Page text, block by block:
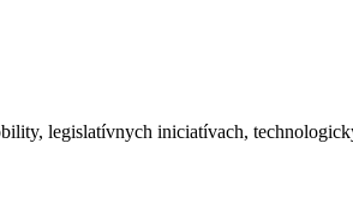
legislatívnych iniciatívach,